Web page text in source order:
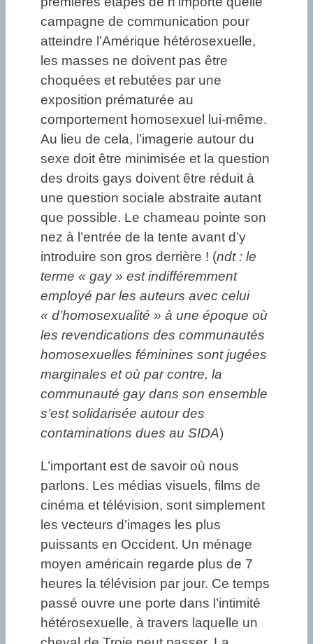
campagne de communication pour
atteindre l’Amérique hétérosexuelle,
les masses ne doivent pas être
choquées et rebutées par une
exposition prématurée au
comportement homosexuel lui-même.
Au lieu de cela, l’imagerie autour du
sexe doit être minimisée et la question
des droits gays doivent être réduit à
une question sociale abstraite autant
que possible. Le chameau pointe son
nez à l’entrée de la tente avant d’y
introduire son gros derrière ! (ndt : le
terme « gay » est indifféremment
employé par les auteurs avec celui
« d’homosexualité » à une époque où
les revendications des communautés
homosexuelles féminines sont jugées
marginales et où par contre, la
communauté gay dans son ensemble
s’est solidarisée autour des
contaminations dues au SIDA)
L’important est de savoir où nous
parlons. Les médias visuels, films de
cinéma et télévision, sont simplement
les vecteurs d’images les plus
puissants en Occident. Un ménage
moyen américain regarde plus de 7
heures la télévision par jour. Ce temps
passé ouvre une porte dans l’intimité
hétérosexuelle, à travers laquelle un